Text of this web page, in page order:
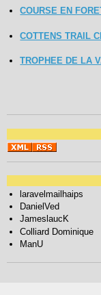
COURSE EN
COTTENS TRAIL
TROPHEE DE LA
laravelmailhaips
DanielVed
JameslaucK
Colliard Dominique
ManU